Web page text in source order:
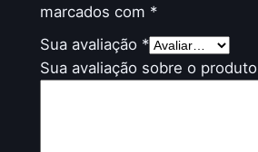
marcados com *
Sua avaliação *
Sua avaliação sobre o produto